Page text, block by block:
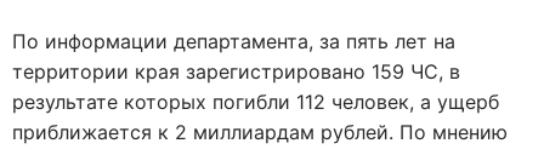
По информации департамента, за пять лет на
территории края зарегистрировано 159 ЧС, в
результате которых погибли 112 человек, а ущерб
приближается к 2 миллиардам рублей. По мнению